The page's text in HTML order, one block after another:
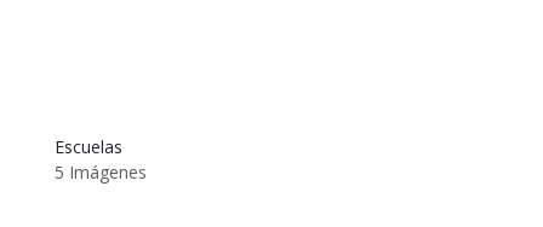
Escuelas
5 Imágenes